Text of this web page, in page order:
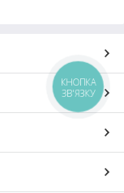
КНОПКА
ЗВ'ЯЗКУ